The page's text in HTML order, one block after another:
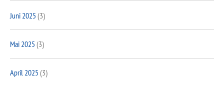
Juni 2025 (3)
Mai 2025 (3)
April 2025 (3)